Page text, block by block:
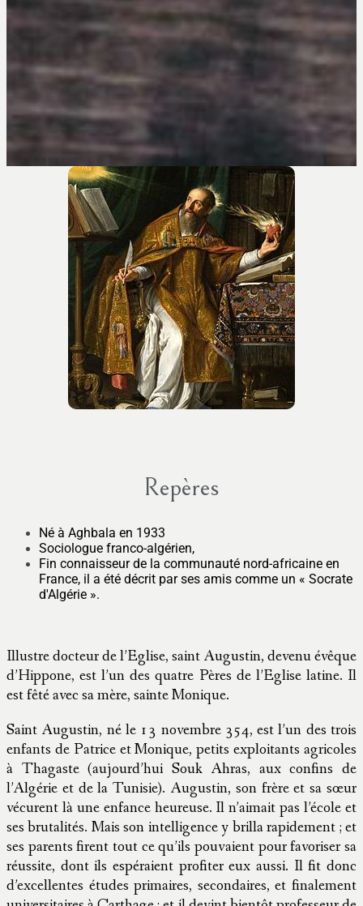
Repères
Né à Aghbala en 1933
Sociologue franco-algérien,
Fin connaisseur de la communauté nord-africaine en
France, il a été décrit par ses amis comme un « Socrate
d'Algérie ».
Illustre docteur de l’Eglise, saint Augustin, devenu évêque
d’Hippone, est l’un des quatre Pères de l’Eglise latine. Il
est fêté avec sa mère, sainte Monique.
Saint Augustin, né le 13 novembre 354, est l’un des trois
enfants de Patrice et Monique, petits exploitants agricoles
à Thagaste (aujourd’hui Souk Ahras, aux confins de
l’Algérie et de la Tunisie). Augustin, son frère et sa sœur
vécurent là une enfance heureuse. Il n’aimait pas l’école et
ses brutalités. Mais son intelligence y brilla rapidement ; et
ses parents firent tout ce qu’ils pouvaient pour favoriser sa
réussite, dont ils espéraient profiter eux aussi. Il fit donc
d’excellentes études primaires, secondaires, et finalement